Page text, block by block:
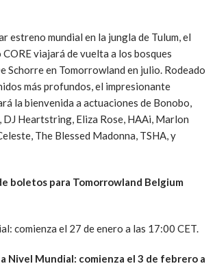
estreno mundial en la jungla de Tulum, el
viajará de vuelta a los bosques
Schorre en Tomorrowland en julio. Rodeado
más profundos, el impresionante
la bienvenida a actuaciones de Bonobo,
DJ Heartstring, Eliza Rose, HAAi, Marlon
The Blessed Madonna, TSHA, y
boletos para Tomorrowland Belgium
comienza el 27 de enero a las 17:00 CET.
Nivel Mundial: comienza el 3 de febrero a